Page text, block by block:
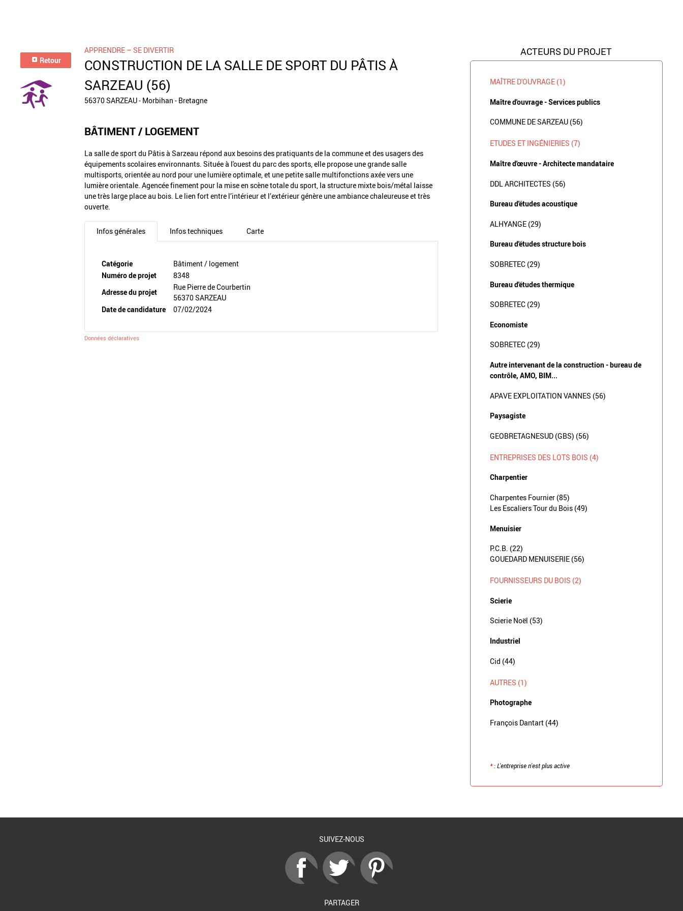
Retour
APPRENDRE – SE DIVERTIR
CONSTRUCTION DE LA SALLE DE SPORT DU PÂTIS À
SARZEAU (56)
56370 SARZEAU - Morbihan - Bretagne
BÂTIMENT / LOGEMENT
La salle de sport du Pâtis à Sarzeau répond aux besoins des pratiquants de la commune et des usagers des
équipements scolaires environnants. Située à l'ouest du parc des sports, elle propose une grande salle
multisports, orientée au nord pour une lumière optimale, et une petite salle multifonctions axée vers une
lumière orientale. Agencée finement pour la mise en scène totale du sport, la structure mixte bois/métal laisse
une très large place au bois. Le lien fort entre l’intérieur et l’extérieur génère une ambiance chaleureuse et très
ouverte.
Infos générales Infos techniques Carte
Catégorie
Bâtiment / logement
Numéro de projet
8348
Adresse du projet
Rue Pierre de Courbertin
56370 SARZEAU
Date de candidature
07/02/2024
Données déclaratives
ACTEURS DU PROJET
MAÎTRE D'OUVRAGE (1)
Maître d'ouvrage - Services publics
COMMUNE DE SARZEAU (56)
ETUDES ET INGÉNIERIES (7)
Maître d'œuvre - Architecte mandataire
DDL ARCHITECTES (56)
Bureau d'études acoustique
ALHYANGE (29)
Bureau d'études structure bois
SOBRETEC (29)
Bureau d'études thermique
SOBRETEC (29)
Economiste
SOBRETEC (29)
Autre intervenant de la construction - bureau de
contrôle, AMO, BIM...
APAVE EXPLOITATION VANNES (56)
Paysagiste
GEOBRETAGNESUD (GBS) (56)
ENTREPRISES DES LOTS BOIS (4)
Charpentier
Charpentes Fournier (85)
Les Escaliers Tour du Bois (49)
Menuisier
P.C.B. (22)
GOUEDARD MENUISERIE (56)
FOURNISSEURS DU BOIS (2)
Scierie
Scierie Noël (53)
Industriel
Cid (44)
AUTRES (1)
Photographe
François Dantart (44)
*: L'entreprise n'est plus active
SUIVEZ-NOUS
PARTAGER